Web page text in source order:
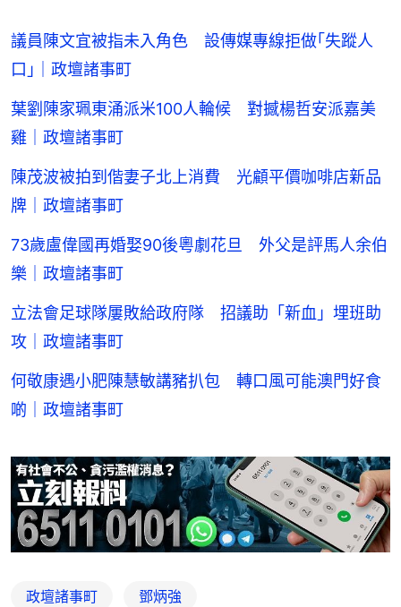
議員陳文宜被指未入角色 設傳媒專線拒做｢失蹤人
口｣｜政壇諸事町
葉劉陳家珮東涌派米100人輪候 對撼楊哲安派嘉美
雞｜政壇諸事町
陳茂波被拍到偕妻子北上消費 光顧平價咖啡店新品
牌｜政壇諸事町
73歲盧偉國再婚娶90後粵劇花旦 外父是評馬人余伯
樂｜政壇諸事町
立法會足球隊屢敗給政府隊 招議助「新血」埋班助
攻｜政壇諸事町
何敬康遇小肥陳慧敏講豬扒包 轉口風可能澳門好食
啲｜政壇諸事町
政壇諸事町 鄧炳強